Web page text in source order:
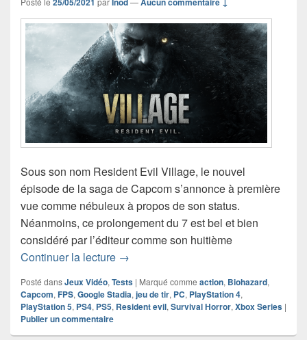
Sous son nom Resident Evil Village, le nouvel
épisode de la saga de Capcom s’annonce à première
vue comme nébuleux à propos de son status.
Néanmoins, ce prolongement du 7 est bel et bien
considéré par l’éditeur comme son huitième
Continuer la lecture Test de Resident Evil Village
→
Posté dansJeux Vidéo, Tests | Marqué comme action, Biohazard,
Capcom, FPS, Google Stadia, jeu de tir, PC, PlayStation 4,
PlayStation 5, PS4, PS5, Resident evil, Survival Horror, Xbox Series |
Publier un commentaire